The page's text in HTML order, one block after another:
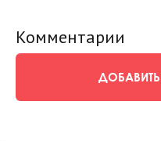
Комментарии